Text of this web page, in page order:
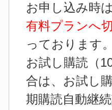
お申し込み時
有料プランへ
っております
お試し購読（
合は、お試し
期購読自動継